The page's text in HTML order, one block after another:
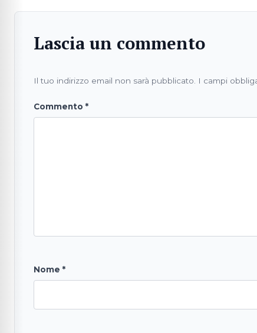
Lascia un commento
Il tuo indirizzo email non sarà pubblicato. I campi
Commento *
Nome *